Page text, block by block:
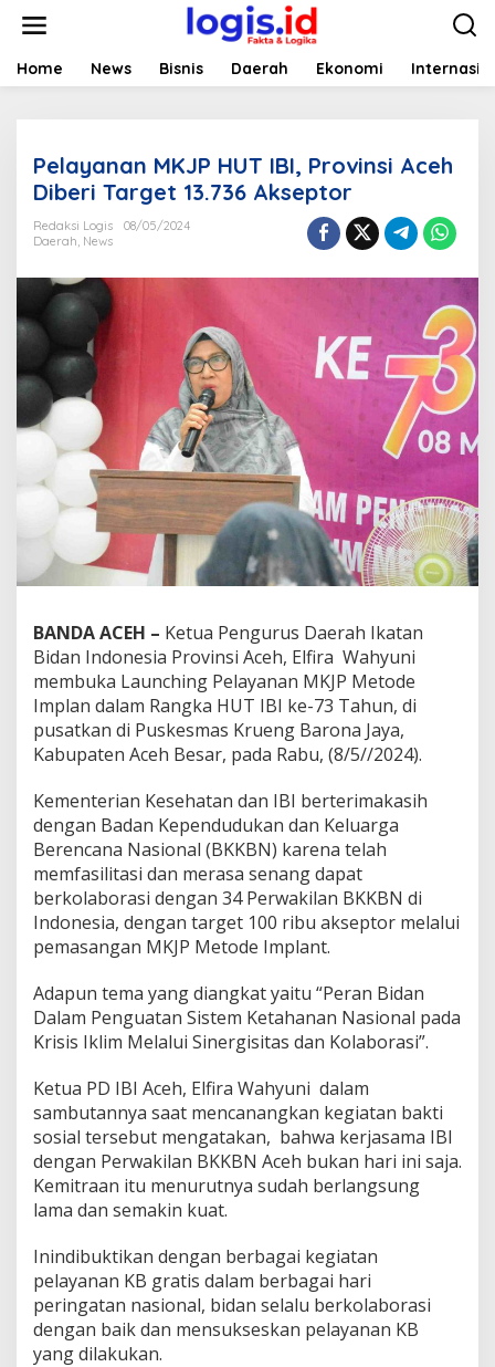
t
Home News Bisnis Daerah Ekonomi
Pelayanan MKJP HUT IBI, Provinsi Aceh
Diberi Target 13.736 Akseptor
Redaksi Logis
08/05/2024
Daerah, News
BANDA ACEH – Ketua Pengurus Daerah Ikatan
Bidan Indonesia Provinsi Aceh, Elfira Wahyuni
membuka Launching Pelayanan MKJP Metode
Implan dalam Rangka HUT IBI ke-73 Tahun, di
pusatkan di Puskesmas Krueng Barona Jaya,
Kabupaten Aceh Besar, pada Rabu, (8/5//2024).
Kementerian Kesehatan dan IBI berterimakasih
dengan Badan Kependudukan dan Keluarga
Berencana Nasional (BKKBN) karena telah
memfasilitasi dan merasa senang dapat
berkolaborasi dengan 34 Perwakilan BKKBN di
Indonesia, dengan target 100 ribu akseptor melalui
pemasangan MKJP Metode Implant.
Adapun tema yang diangkat yaitu “Peran Bidan
Dalam Penguatan Sistem Ketahanan Nasional pada
Krisis Iklim Melalui Sinergisitas dan Kolaborasi”.
Ketua PD IBI Aceh, Elfira Wahyuni dalam
sambutannya saat mencanangkan kegiatan bakti
sosial tersebut mengatakan, bahwa kerjasama IBI
dengan Perwakilan BKKBN Aceh bukan hari ini saja.
Kemitraan itu menurutnya sudah berlangsung
lama dan semakin kuat.
Inindibuktikan dengan berbagai kegiatan
pelayanan KB gratis dalam berbagai hari
peringatan nasional, bidan selalu berkolaborasi
dengan baik dan mensukseskan pelayanan KB
yang dilakukan.